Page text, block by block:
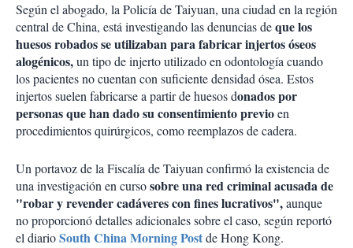
Según el abogado, la Policía de Taiyuan, una ciudad en la región
central de China, está investigando las denuncias deque los
huesos robados se utilizaban para fabricar injertos óseos
alogénicos,un tipo de injerto utilizado en odontología cuando
los pacientes no cuentan con suficiente densidad ósea. Estos
injertos suelen fabricarse a partir de huesos donados por
personas que han dado su consentimiento previoen
procedimientos quirúrgicos, como reemplazos de cadera.
Un portavoz de la Fiscalía de Taiyuan confirmó la existencia de
una investigación en cursosobre una red criminal acusada de
"robar y revender cadáveres con fines lucrativos",aunque
no proporcionó detalles adicionales sobre el caso, según reportó
el diarioSouth China Morning Postde Hong Kong.